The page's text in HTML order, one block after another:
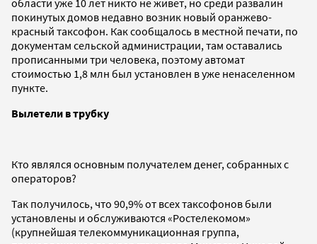
покинутых домов недавно возник новый оранжево-
красный таксофон. Как сообщалось в местной печати, по
документам сельской администрации, там оставались
прописанными три человека, поэтому автомат
стоимостью 1,8 млн был установлен в уже ненаселенном
пункте.
Вылетели в трубку
Кто являлся основным получателем денег, собранных с
операторов?
Так получилось, что 90,9% от всех таксофонов были
установлены и обслуживаются «Ростелекомом»
(крупнейшая телекоммуникационная группа,